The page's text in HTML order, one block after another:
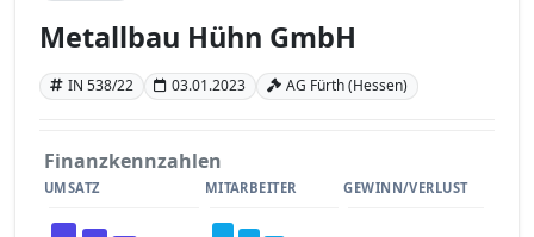
Metallbau Hühn GmbH
IN 538/22 03.01.2023 AG Fürth (Hessen)
Finanzkennzahlen
UMSATZ MITARBEITER GEWINN/VERLUST